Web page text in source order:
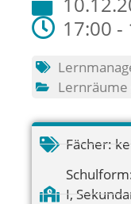
17:00 -
Lernräume
Fächer:
I,